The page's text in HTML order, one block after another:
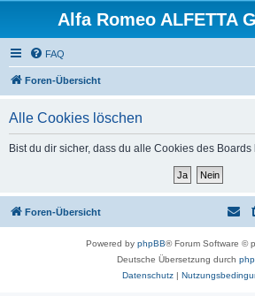
Alfa Romeo ALFETTA
FAQ
Foren-Übersicht
Alle Cookies löschen
Bist du dir sicher, dass du alle Cookies des
Foren-Übersicht
Powered by phpBB® Forum Software ©
Deutsche Übersetzung durch
Datenschutz|